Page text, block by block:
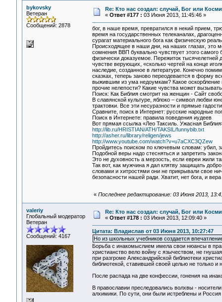
bykovsky
Ветеран
Сообщений: 2878
Re: Кто нас создал: случай, Бог или
« Ответ #177 : 03 Июня 2013, 11:45:46 »
бог, в наше время, превратился в некий прием,
время на государственных телеканалах,
сурагат материального бога как физическую
Происходящее в наши дни, на наших глазах, это
сомнения ВВП буквально чувствует этого самого
физически доказуемое. Пережиток тысячелетней
чувстве верующих, «сколько чертей на конце
наследие, созданное в литературе. Конечно
сказках, теперь заново переодевается в форму
выжившим из ума недоумкам? Какое оскорбление
прочие нелепости? Какие чувства может
Поиск: Как Библия смотрит на женщин - Сайт
В славянской культуре, яблоко – символ любви
трактовки. Все эти несуразности и прямые
Сравните, поиск в Интернет: русские народные
Поиск в Интернете: правила поведения иудеев
Вот прямая ссылка «Лео Таксиль. Ужасная
http://lib.ru/HRISTIAN/ATH/TAKSIL/funnybib.txt
http://asher.ru/library/religen/jews
http://www.youtube.com/watch?v=u7aCXC3QZew
Пройдитесь поиском по ключевым словам: убил,
Подобной веры надо стесняться и запретить
Это не духовность а мерзость, если евреи жили
Так вот, как мужчина я дал клятву защищать
словами и хитростями они не прикрывали свое
безопасности нашей ради. Хватит, нет бога, и
« Последнее редактирование: 03 Июня 2013,
valeriy
Глобальный модератор
Ветеран
Сообщений: 4167
Re: Кто нас создал: случай, Бог или
« Ответ #178 : 03 Июня 2013, 12:09:40 »
Цитата: Владислав от 03 Июня 2013, 10:27:47
Но из школьных учебников создается
Борьба с инакомыслием имела свои нюансы в
христианство вело войну с язычеством, не
при разгроме Александрийской библиотеки
библиотекой, ставившей своей целью не только
После распада на две конфессии, гонения на
В православии преследовались волхвы -
алхимики. По сути, они были истреблены и